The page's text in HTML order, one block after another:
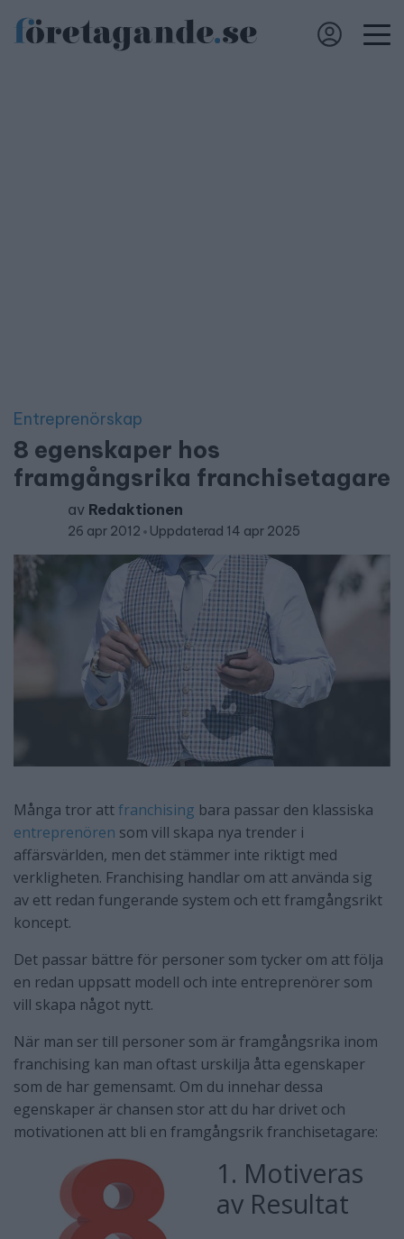
Entreprenörskap
8 egenskaper hos
framgångsrika franchisetagare
av Redaktionen
26 apr 2012 Uppdaterad 14 apr 2025
Många tror attfranchising bara passar den klassiska
entreprenören som vill skapa nya trender i
affärsvärlden, men det stämmer inte riktigt med
verkligheten. Franchising handlar om att använda sig
av ett redan fungerande system och ett framgångsrikt
koncept.
Det passar bättre för personer som tycker om att följa
en redan uppsatt modell och inte entreprenörer som
vill skapa något nytt.
När man ser till personer som är framgångsrika inom
franchising kan man oftast urskilja åtta egenskaper
som de har gemensamt. Om du innehar dessa
egenskaper är chansen stor att du har drivet och
motivationen att bli en framgångsrik franchisetagare:
1. Motiveras
av Resultat